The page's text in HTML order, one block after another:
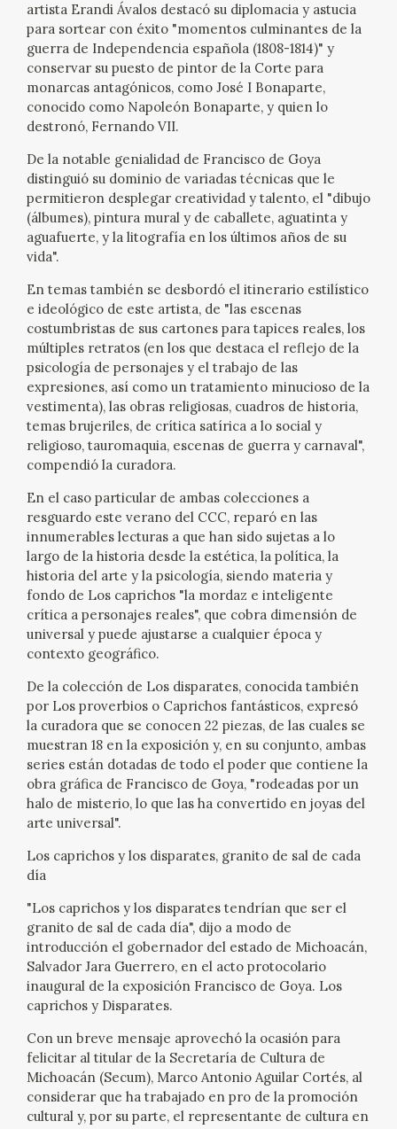
RECURSOS EDUCATIVOS
FICHAS ARASAAC
artista Erandi Ávalos destacó su diplomacia y astucia
para sortear con éxito "momentos culminantes de la
guerra de Independencia española (1808-1814)" y
conservar su puesto de pintor de la Corte para
monarcas antagónicos, como José I Bonaparte,
conocido como Napoleón Bonaparte, y quien lo
destronó, Fernando VII.
De la notable genialidad de Francisco de Goya
distinguió su dominio de variadas técnicas que le
permitieron desplegar creatividad y talento, el "dibujo
(álbumes), pintura mural y de caballete, aguatinta y
aguafuerte, y la litografía en los últimos años de su
vida".
En temas también se desbordó el itinerario estilístico
e ideológico de este artista, de "las escenas
costumbristas de sus cartones para tapices reales, los
múltiples retratos (en los que destaca el reflejo de la
psicología de personajes y el trabajo de las
expresiones, así como un tratamiento minucioso de la
vestimenta), las obras religiosas, cuadros de historia,
temas brujeriles, de crítica satírica a lo social y
religioso, tauromaquia, escenas de guerra y carnaval",
compendió la curadora.
En el caso particular de ambas colecciones a
resguardo este verano del CCC, reparó en las
innumerables lecturas a que han sido sujetas a lo
largo de la historia desde la estética, la política, la
historia del arte y la psicología, siendo materia y
fondo de Los caprichos "la mordaz e inteligente
crítica a personajes reales", que cobra dimensión de
universal y puede ajustarse a cualquier época y
contexto geográfico.
De la colección de Los disparates, conocida también
por Los proverbios o Caprichos fantásticos, expresó
la curadora que se conocen 22 piezas, de las cuales se
muestran 18 en la exposición y, en su conjunto, ambas
series están dotadas de todo el poder que contiene la
obra gráfica de Francisco de Goya, "rodeadas por un
halo de misterio, lo que las ha convertido en joyas del
arte universal".
Los caprichos y los disparates, granito de sal de cada
día
"Los caprichos y los disparates tendrían que ser el
granito de sal de cada día", dijo a modo de
introducción el gobernador del estado de Michoacán,
Salvador Jara Guerrero, en el acto protocolario
inaugural de la exposición Francisco de Goya. Los
caprichos y Disparates.
Con un breve mensaje aprovechó la ocasión para
felicitar al titular de la Secretaría de Cultura de
Michoacán (Secum), Marco Antonio Aguilar Cortés, al
considerar que ha trabajado en pro de la promoción
cultural y, por su parte, el representante de cultura en